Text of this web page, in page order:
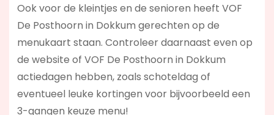
Ook voor de kleintjes en de senioren heeft VOF
De Posthoorn in Dokkum gerechten op de
menukaart staan. Controleer daarnaast even op
de website of VOF De Posthoorn in Dokkum
actiedagen hebben, zoals schoteldag of
eventueel leuke kortingen voor bijvoorbeeld een
3-gangen keuze menu!